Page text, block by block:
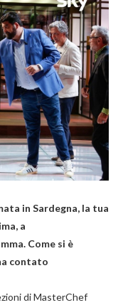
in Sardegna, la tua
a
Come si è
contato
di MasterChef